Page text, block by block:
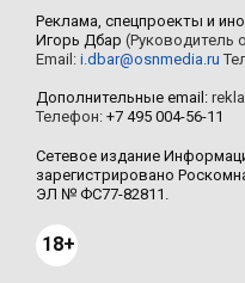
Реклама, спецпроекты и
Игорь Дбар (Руководитель
Email: i.dbar@osnmedia.ru
Дополнительные email:
Телефон: +7 495 004-56-11
Сетевое издание
зарегистрировано
ЭЛ № ФС77-82811.
18+